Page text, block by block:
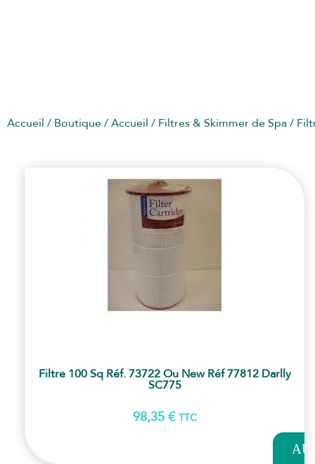
Accueil / Boutique/Accueil / Filtres & Skimmer de Spa/
Filtre 100 Sq Réf. 73722 Ou New Réf 77812 Darlly
SC775
98,35 € TTC
AU